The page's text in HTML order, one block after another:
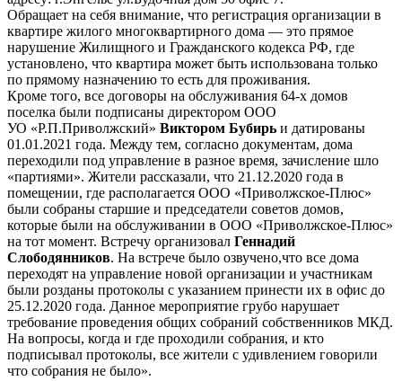
Обращает на себя внимание, что регистрация организации в
квартире жилого многоквартирного дома — это прямое
нарушение Жилищного и Гражданского кодекса РФ, где
установлено, что квартира может быть использована только
по прямому назначению то есть для проживания.
Кроме того, все договоры на обслуживания 64-х домов
поселка были подписаны директором ООО
УО «Р.П.Приволжский» Виктором Бубирь и датированы
01.01.2021 года. Между тем, согласно документам, дома
переходили под управление в разное время, зачисление шло
«партиями». Жители рассказали, что 21.12.2020 года в
помещении, где располагается ООО «Приволжское-Плюс»
были собраны старшие и председатели советов домов,
которые были на обслуживании в ООО «Приволжское-Плюс»
на тот момент. Встречу организовал Геннадий
Слободянников. На встрече было озвучено,что все дома
переходят на управление новой организации и участникам
были розданы протоколы с указанием принести их в офис до
25.12.2020 года. Данное мероприятие грубо нарушает
требование проведения общих собраний собственников МКД.
На вопросы, когда и где проходили собрания, и кто
подписывал протоколы, все жители с удивлением говорили
что собрания не было».